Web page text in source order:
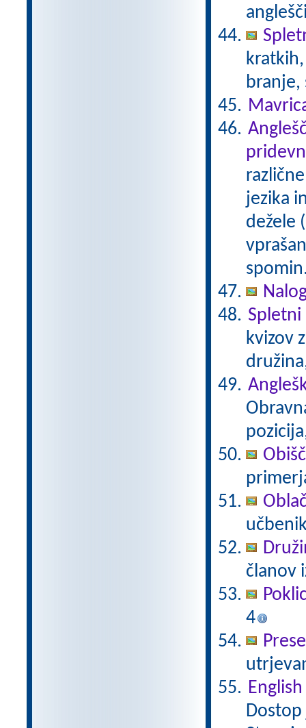
jezika
dežele
Spletni
kvizov
članov
4
Dostop